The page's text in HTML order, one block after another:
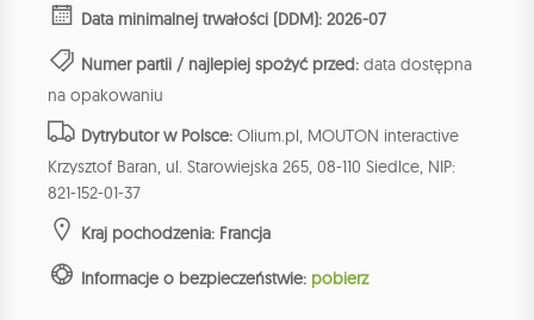
Data minimalnej trwałości (DDM): 2026-07
Numer partii / najlepiej spożyć przed: data dostępna
na opakowaniu
Dytrybutor w Polsce: Olium.pl, MOUTON interactive
Krzysztof Baran, ul. Starowiejska 265, 08-110 Siedlce, NIP:
821-152-01-37
Kraj pochodzenia: Francja
Informacje o bezpieczeństwie: pobierz